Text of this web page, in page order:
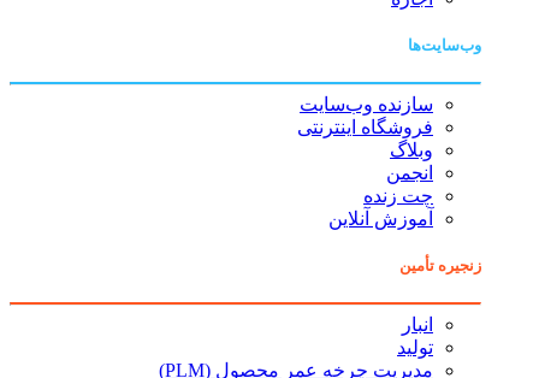
وب‌سایت‌ها
سازنده وب‌سایت
فروشگاه اینترنتی
وبلاگ
انجمن
چت زنده
آموزش آنلاین
زنجیره تأمین
انبار
تولید
مدیریت چرخه عمر محصول (PLM)